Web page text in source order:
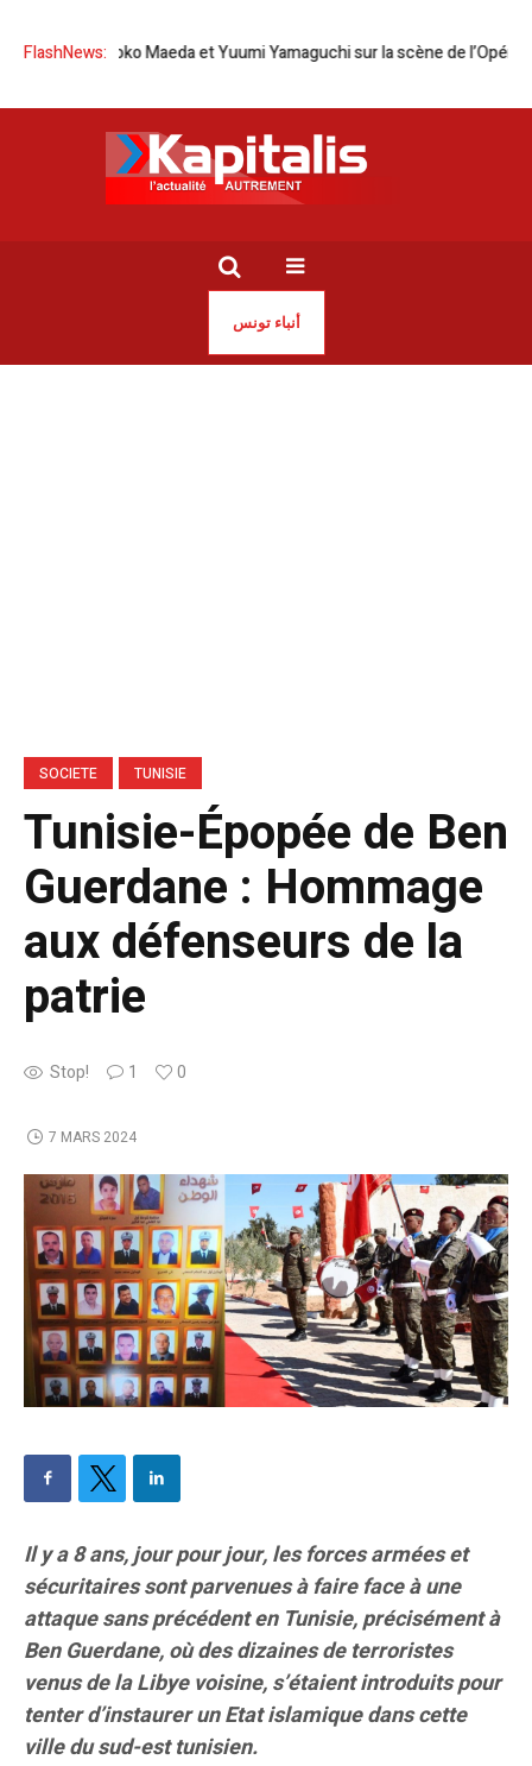
FlashNews:
Maeda et Yuumi Yamaguchi sur la scène de l’Opéra de Tunis
أنباء تونس
SOCIETE TUNISIE
Tunisie-Épopée de Ben
Guerdane : Hommage
aux défenseurs de la
patrie
Stop! 1 0
7 MARS 2024
Il y a 8 ans, jour pour jour, les forces armées et
sécuritaires sont parvenues à faire face à une
attaque sans précédent en Tunisie, précisément à
Ben Guerdane, où des dizaines de terroristes
venus de la Libye voisine, s’étaient introduits pour
tenter d’instaurer un Etat islamique dans cette
ville du sud-est tunisien.